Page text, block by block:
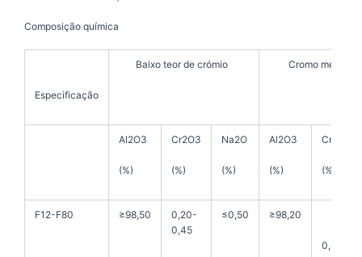
Composição química
Especificação
Baixo teor de crómio Cromo médio
Al2O3
(%)
Cr2O3
(%)
Na2O
(%)
Al2O3
(%)
Cr2O3
(%)
F12-F80 ≥98,50
0,20-
0,45
≤0,50 ≥98,20
0,45-